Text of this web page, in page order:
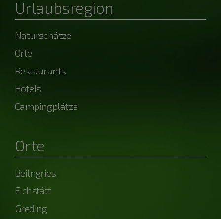
Urlaubsregion
Naturschätze
Orte
Restaurants
Hotels
Campingplätze
Orte
Beilngries
Eichstätt
Greding